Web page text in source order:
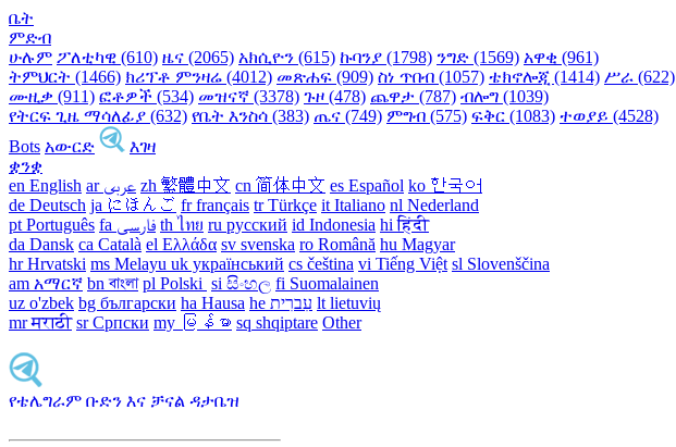
ቤት
ምድብ
ሁሉም ፖለቲካዊ (610) ዜና (2065) አክሲዮን (615) ኩባንያ (1798) ንግድ (1569) አዋቂ (961)
ትምህርት (1466) ክሪፕቶ ምንዛሬ (4012) መጽሐፍ (909) ስነ ጥበብ (1057) ቴክኖሎጂ (1414) ሥራ (622)
ሙዚቃ (911) ፎቶዎች (534) መዝናኛ (3378) ጉዞ (478) ጨዋታ (787) ብሎግ (1039)
የትርፍ ጊዜ ማሳለፊያ (632) የቤት እንስሳ (383) ጤና (749) ምግብ (575) ፍቅር (1083) ተወያይ (4528)
Bots አውርድ
እገዛ
ቋንቋ
en English
ar عربى zh 繁體中文 cn 简体中文 es Español ko 한국어
de Deutsch ja にほんご fr français tr Türkçe it Italiano nl Nederland
pt Português
th ไทย ru русский id Indonesia hi हिंदी
da Dansk‎ ca Català el Ελλάδα sv svenska ro Română hu Magyar
hr Hrvatski ms Melayu uk український‎ cs čeština‎ vi Tiếng Việt sl Slovenščina
am አማርኛ bn বাংলা pl Polski ‎ si සිංහල fi Suomalainen
uz o'zbek bg български ha Hausa‎ he עִברִית lt lietuvių
mr मराठी sr Српски my မြန်မာ sq shqiptare Other
የቴሌግራም ቡድን እና ቻናል ዳታቤዝ